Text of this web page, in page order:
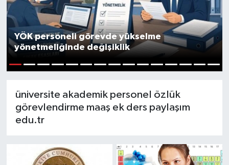
YÖK personeli görevde yükselme
yönetmeliğinde değişiklik
üniversite akademik personel özlük
görevlendirme maaş ek ders paylaşım
edu.tr